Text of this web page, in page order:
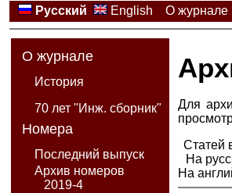
Русский English О журнале|
О журнале
История
70 лет "Инж. сборник"
Номера
Последний выпуск
Архив номеров
2019-4
Для
Статей
На
На